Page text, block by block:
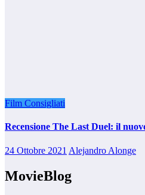
Film Consigliati
Recensione The Last Duel: il
24 Ottobre 2021 Alejandro Alonge
MovieBlog